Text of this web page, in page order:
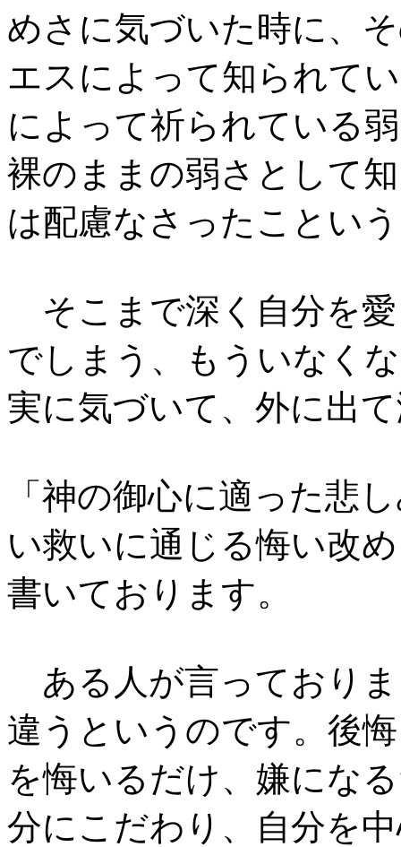
めさに気づいた時に、
エスによって知られて
によって祈られている
裸のままの弱さとして
は配慮なさったことい
そこまで深く自分を
でしまう、もういなく
実に気づいて、外に出
「神の御心に適った悲
い救いに通じる悔い改
書いております。
ある人が言っており
違うというのです。後
を悔いるだけ、嫌にな
分にこだわり、自分を